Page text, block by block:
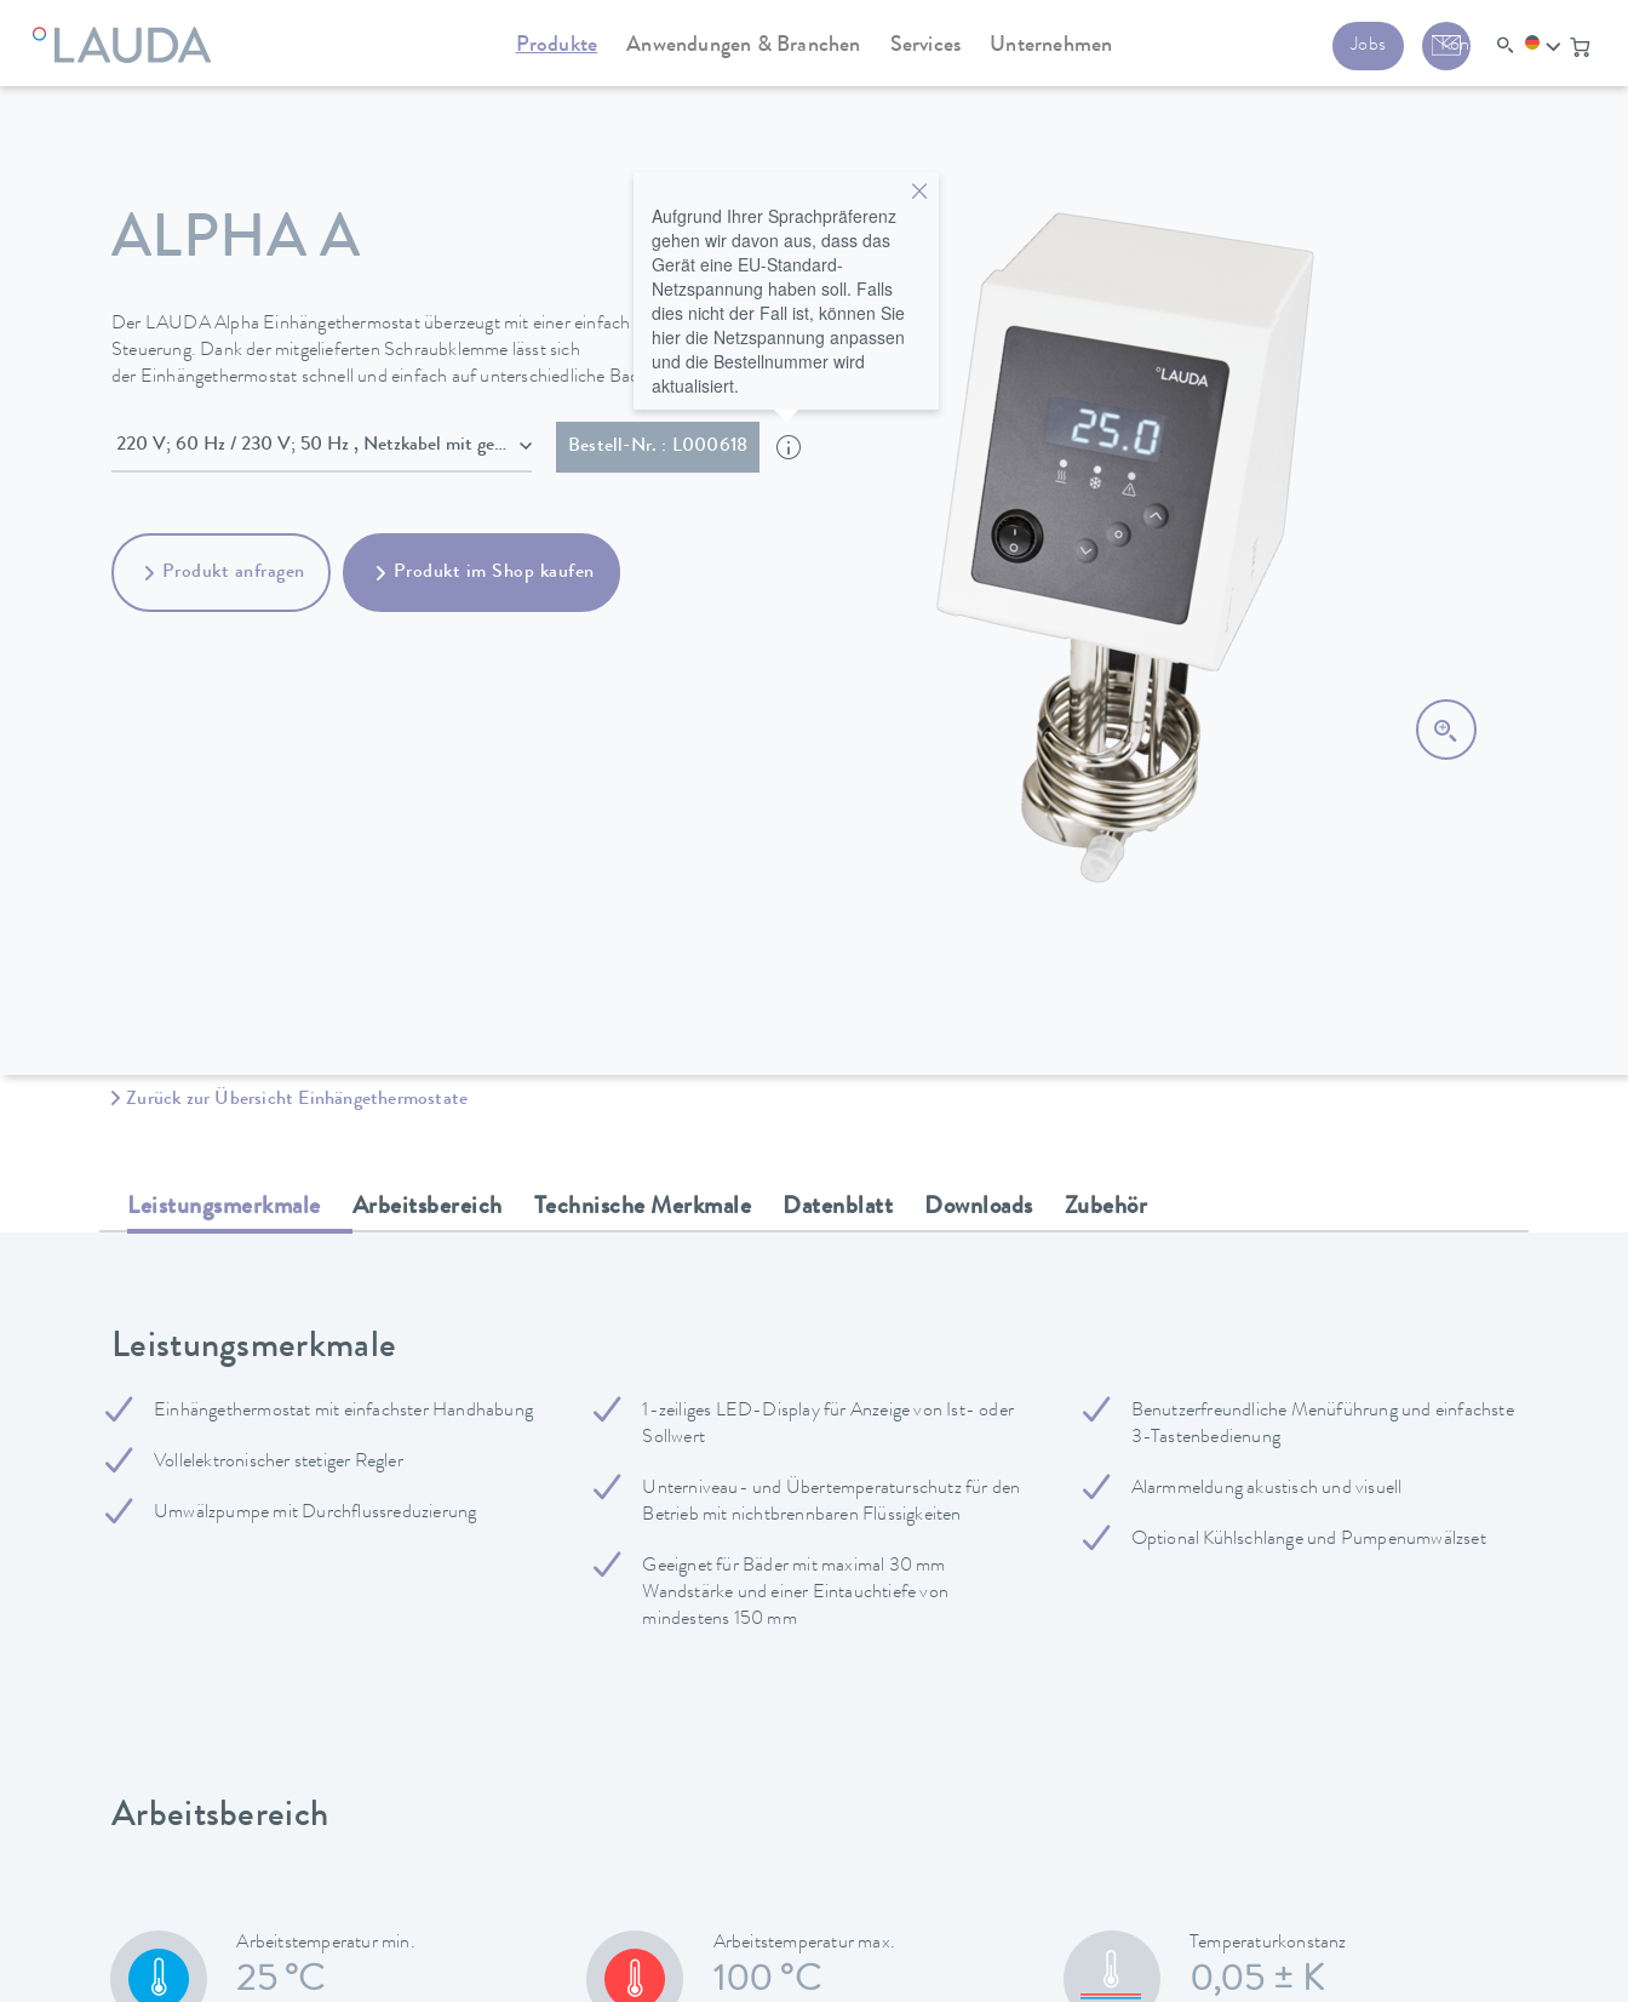
Produkte Anwendungen & Branchen Services Unternehmen Jobs Kontakt
LAUDA Temperiergeräte Einhängethermostate Alpha
ALPHA A
Der LAUDA Alpha Einhängethermostat überzeugt mit einer einfach zu bedienenden
Steuerung. Dank der mitgelieferten Schraubklemme lässt sich
der Einhängethermostat schnell und einfach auf unterschiedliche Badgefäße montieren.
220 V; 60 Hz / 230 V; 50 Hz , Netzkabel mit gewinkeltem Schuko Stecker (CEE7/7)
Bestell-Nr. : L000618
Aufgrund Ihrer Sprachpräferenz
gehen wir davon aus, dass das
Gerät eine EU-Standard-
Netzspannung haben soll. Falls
dies nicht der Fall ist, können Sie
hier die Netzspannung anpassen
und die Bestellnummer wird
aktualisiert.
Produkt anfragen Produkt im Shop kaufen
Zurück zur Übersicht Einhängethermostate
Leistungsmerkmale Arbeitsbereich Technische Merkmale Datenblatt Downloads Zubehör
Leistungsmerkmale
Einhängethermostat mit einfachster Handhabung
Vollelektronischer stetiger Regler
Umwälzpumpe mit Durchflussreduzierung
1-zeiliges LED-Display für Anzeige von Ist- oder
Sollwert
Unterniveau- und Übertemperaturschutz für den
Betrieb mit nichtbrennbaren Flüssigkeiten
Geeignet für Bäder mit maximal 30 mm
Wandstärke und einer Eintauchtiefe von
mindestens 150 mm
Benutzerfreundliche Menüführung und einfachste
3-Tastenbedienung
Alarmmeldung akustisch und visuell
Optional Kühlschlange und Pumpenumwälzset
Arbeitsbereich
Arbeitstemperatur min.
25 °C
Arbeitstemperatur max.
100 °C
Temperaturkonstanz
0,05 ± K